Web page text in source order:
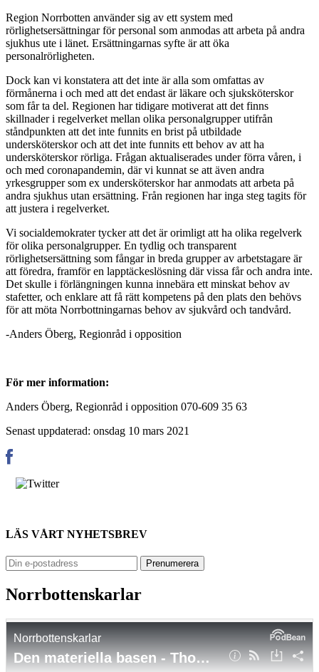
Region Norrbotten använder sig av ett system med
rörlighetsersättningar för personal som anmodas att arbeta på andra
sjukhus ute i länet. Ersättningarnas syfte är att öka
personalrörligheten.
Dock kan vi konstatera att det inte är alla som omfattas av
förmånerna i och med att det endast är läkare och sjuksköterskor
som får ta del. Regionen har tidigare motiverat att det finns
skillnader i regelverket mellan olika personalgrupper utifrån
ståndpunkten att det inte funnits en brist på utbildade
undersköterskor och att det inte funnits ett behov av att ha
undersköterskor rörliga. Frågan aktualiserades under förra våren, i
och med coronapandemin, där vi kunnat se att även andra
yrkesgrupper som ex undersköterskor har anmodats att arbeta på
andra sjukhus utan ersättning. Från regionen har inga steg tagits för
att justera i regelverket.
Vi socialdemokrater tycker att det är orimligt att ha olika regelverk
för olika personalgrupper. En tydlig och transparent
rörlighetsersättning som fångar in breda grupper av arbetstagare är
att föredra, framför en lapptäckeslösning där vissa får och andra inte.
Det skulle i förlängningen kunna innebära ett minskat behov av
stafetter, och enklare att få rätt kompetens på den plats den behövs
för att möta Norrbottningarnas behov av sjukvård och tandvård.
-Anders Öberg, Regionråd i opposition
För mer information:
Anders Öberg, Regionråd i opposition 070-609 35 63
Senast uppdaterad: onsdag 10 mars 2021
LÄS VÅRT NYHETSBREV
Norrbottenskarlar